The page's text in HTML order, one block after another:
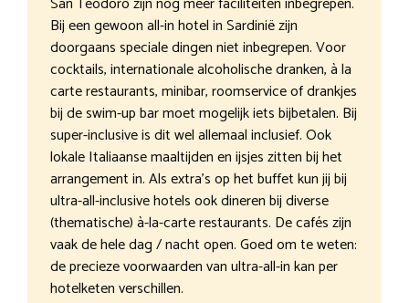
Bij een gewoon all-in hotel in Sardinië zijn
doorgaans speciale dingen niet inbegrepen. Voor
cocktails, internationale alcoholische dranken, à la
carte restaurants, minibar, roomservice of drankjes
bij de swim-up bar moet mogelijk iets bijbetalen. Bij
super-inclusive is dit wel allemaal inclusief. Ook
lokale Italiaanse maaltijden en ijsjes zitten bij het
arrangement in. Als extra’s op het buffet kun jij bij
ultra-all-inclusive hotels ook dineren bij diverse
(thematische) à-la-carte restaurants. De cafés zijn
vaak de hele dag / nacht open. Goed om te weten:
de precieze voorwaarden van ultra-all-in kan per
hotelketen verschillen.